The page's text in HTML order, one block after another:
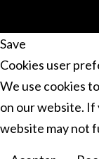
Save
Cookies user
We use cookies
on our website. If
website may not